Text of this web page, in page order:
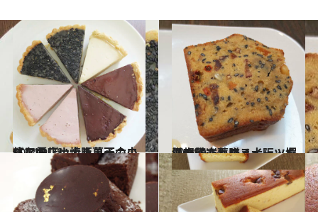
2014.9.28
体に優しい焼き菓子の小さなお店 大阪・天六エリアの『ナナハコ』
グルメ 2014.9.14
漢方茶、薬膳スイーツを気軽に楽しめる大阪・堀江の漢方カフェ
グルメ